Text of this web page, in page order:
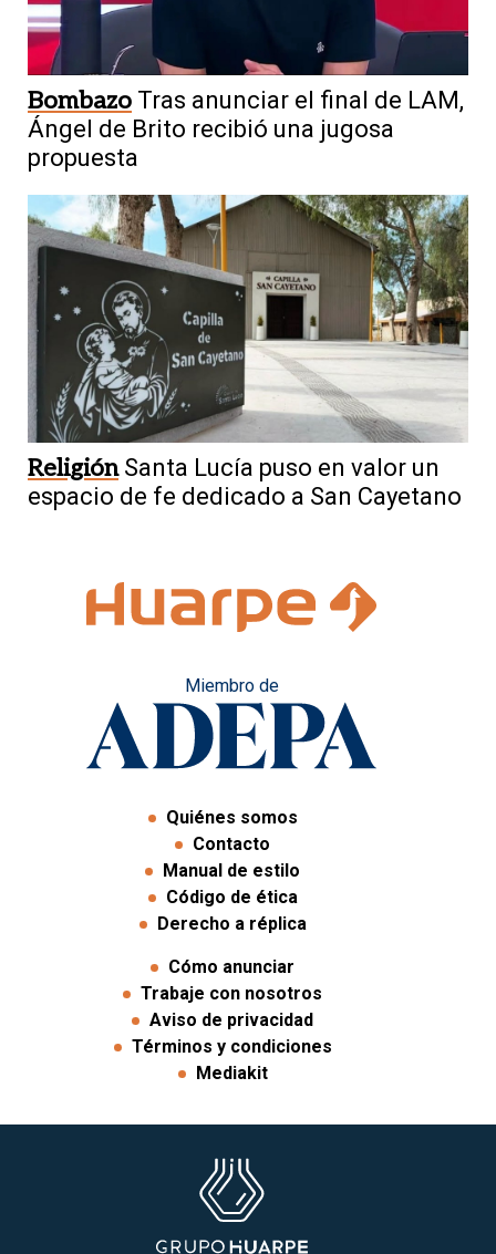
Bombazo Tras anunciar el final de LAM,
Ángel de Brito recibió una jugosa
propuesta
Religión Santa Lucía puso en valor un
espacio de fe dedicado a San Cayetano
Miembro de
Quiénes somos
Contacto
Manual de estilo
Código de ética
Derecho a réplica
Cómo anunciar
Trabaje con nosotros
Aviso de privacidad
Términos y condiciones
Mediakit